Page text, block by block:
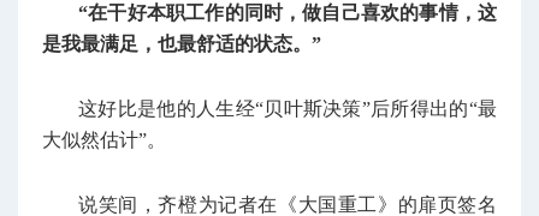
“在干好本职工作的同时，做自己喜欢的事情，这
是我最满足，也最舒适的状态。”
这好比是他的人生经“贝叶斯决策”后所得出的“最
大似然估计”。
说笑间，齐橙为记者在《大国重工》的扉页签名